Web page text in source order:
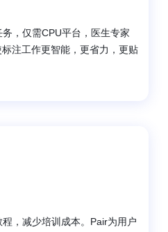
，仅需CPU平台，医生专家
注工作更智能，更省力，更贴
，减少培训成本。Pair为用户